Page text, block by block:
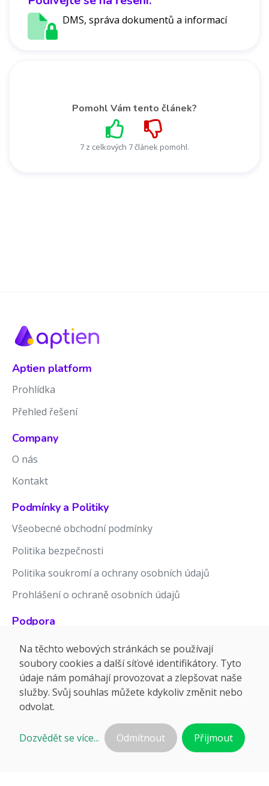
DMS, správa dokumentů a informací
Pomohl Vám tento článek?
7 z celkových 7 článek pomohl.
Aptien platform
Prohlídka
Přehled řešení
Company
O nás
Kontakt
Podmínky a Politiky
Všeobecné obchodní podmínky
Politika bezpečnosti
Politika soukromí a ochrany osobních údajů
Prohlášení o ochraně osobních údajů
Podpora
Znalostní báze
Release notes
Na těchto webových stránkách se používají
soubory cookies a další síťové identifikátory. Tyto
údaje nám pomáhají provozovat a zlepšovat naše
služby. Svůj souhlas můžete kdykoliv změnit nebo
odvolat.
Dozvědět se více... Odmítnout Přijmout